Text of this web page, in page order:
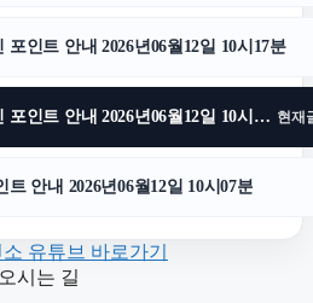
마포하수구막힘
트립닷컴할인코드
수원피부과
인트 안내 2026년06월12일 10시17분
동작하수구막힘 확인 포인트 안내 2026년06월12일 10시13분 현재
안내 2026년06월12일 10시07분
유튜브 바로가기